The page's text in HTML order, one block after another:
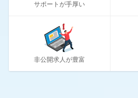
ワークポート
女性しごと応援テラス
社内SE転職ナビ
サポートが手厚い
非公開求人が豊富